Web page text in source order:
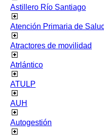
Astillero Río Santiago
Atención Primaria de Salud
Atractores de movilidad
Atrlántico
ATULP
AUH
Autogestión